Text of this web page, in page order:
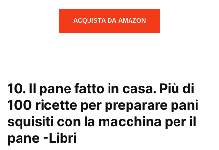
ACQUISTA DA AMAZON
10. Il pane fatto in casa. Più di
100 ricette per preparare pani
squisiti con la macchina per il
pane -Libri